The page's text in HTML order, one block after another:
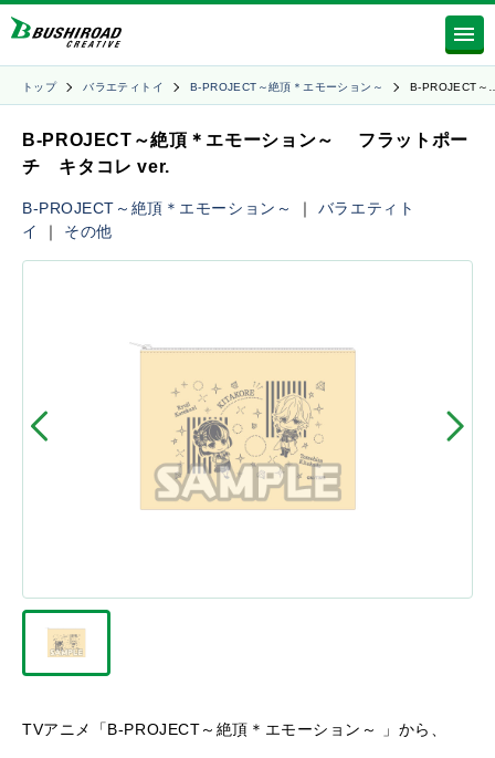
トップ バラエティトイ B-PROJECT～絶頂＊エモーション～ B-PROJECT～
B-PROJECT～絶頂＊エモーション～ フラットポー
チ キタコレ ver.
B-PROJECT～絶頂＊エモーション～ ｜ バラエティト
イ
｜ その他
TVアニメ「B-PROJECT～絶頂＊エモーション～ 」から、